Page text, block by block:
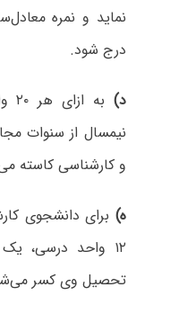
نماید و نمره
درج شود.
د)
نیمسال از سنوات
و کارشناسی کاسته
ه) برای دانشجوی
۱۲ واحد درسی،
تحصیل وی کسر